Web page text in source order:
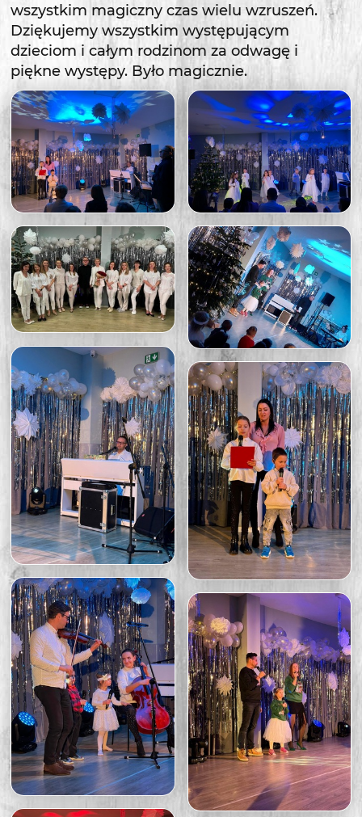
wszystkim magiczny czas wielu wzruszeń.
Dziękujemy wszystkim występującym
dzieciom i całym rodzinom za odwagę i
piękne występy. Było magicznie.